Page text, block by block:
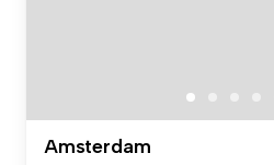
Amsterdam